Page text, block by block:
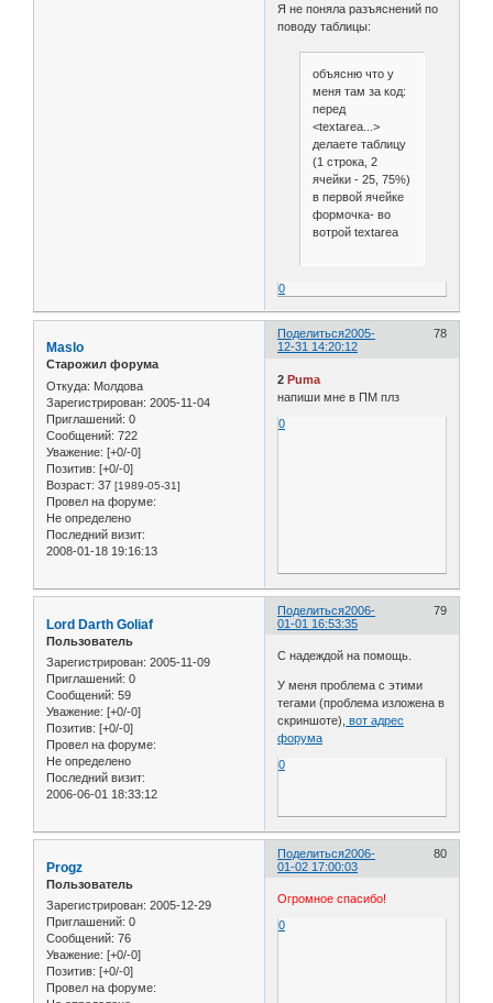
Я не поняла разъяснений по
поводу таблицы:
объясню что у
меня там за код:
перед
<textarea...>
делаете таблицу
(1 строка, 2
ячейки - 25, 75%)
в первой ячейке
формочка- во
вотрой textarea
0
Поделиться 78
2005-
12-31 14:20:12
Maslo
Старожил форума
Откуда: Молдова
Зарегистрирован: 2005-11-04
Приглашений: 0
Сообщений: 722
Уважение: [+0/-0]
Позитив: [+0/-0]
Возраст: 37 [1989-05-31]
Провел на форуме:
Не определено
Последний визит:
2008-01-18 19:16:13
2Puma
напиши мне в ПМ плз
0
Поделиться 79
2006-
01-01 16:53:35
Lord Darth Goliaf
Пользователь
Зарегистрирован: 2005-11-09
Приглашений: 0
Сообщений: 59
Уважение: [+0/-0]
Позитив: [+0/-0]
Провел на форуме:
Не определено
Последний визит:
2006-06-01 18:33:12
С надеждой на помощь.
У меня проблема с этими
тегами (проблема изложена в
скриншоте), вот адрес
форума
0
Поделиться 80
2006-
01-02 17:00:03
Progz
Пользователь
Зарегистрирован: 2005-12-29
Приглашений: 0
Сообщений: 76
Уважение: [+0/-0]
Позитив: [+0/-0]
Провел на форуме:
Огромное спасибо!
0